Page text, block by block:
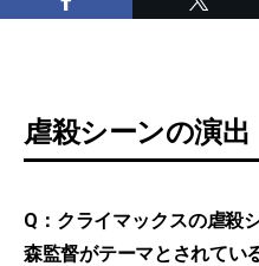
虐殺シーンの演出
Q：クライマックスの虐殺
森監督がテーマとされてい